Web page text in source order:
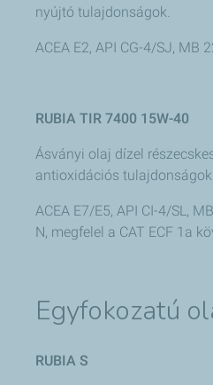
nyújtó tulajdonságok.
ACEA E2, API CG-4/SJ, MB
RUBIA TIR 7400 15W-40
Ásványi olaj dízel
antioxidációs
ACEA E7/E5, API CI-4/SL,
N, megfelel a CAT ECF 1a
Egyfokozatú
RUBIA S